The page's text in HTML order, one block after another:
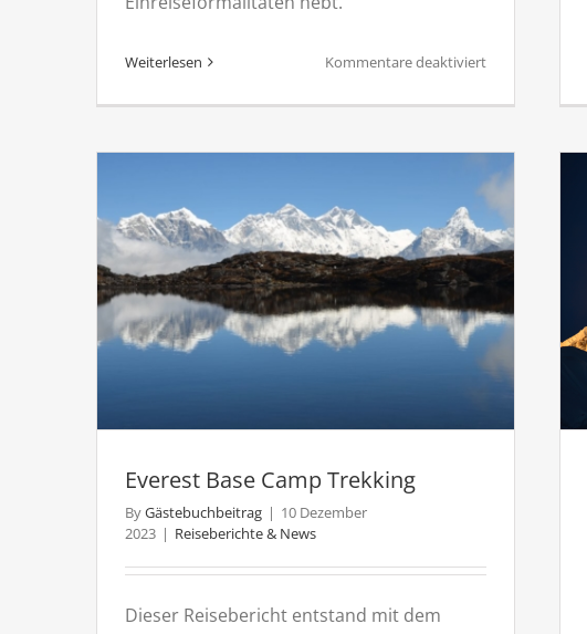
Weiterlesen Kommentare deaktiviertfür
Everest
Camp
Everest Base Camp Trekking
ByGästebuchbeitrag | 10 Dezember
2023 | Reiseberichte & News
Dieser Reisebericht entstand mit dem